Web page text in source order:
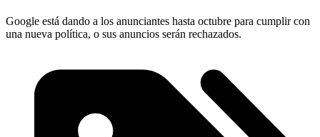
Google está dando a los anunciantes hasta octubre para cumplir con
una nueva política, o sus anuncios serán rechazados.